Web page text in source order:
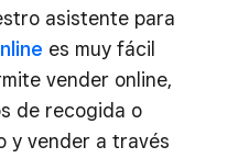
asistente para
es muy fácil
vender online,
de recogida o
y vender a través